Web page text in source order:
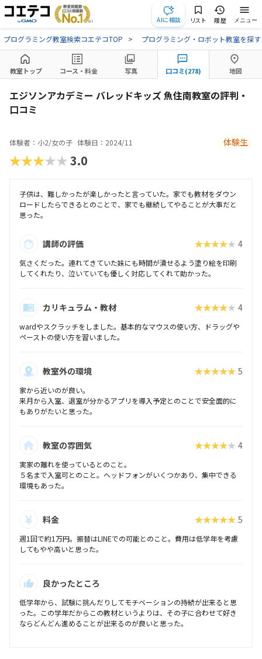
AIに相談 リスト 履歴 メニュー
プログラミング教室検索コエテコTOP プログラミング・ロボット教室を探す
教室トップ コース・料金 写真 口コミ(278) 地図
エジソンアカデミー バレッドキッズ 魚住南教室の評判・
口コミ
体験者：小2/女の子 体験日：2024/11 体験生
★★★★★3.0
子供は、難しかったが楽しかったと言っていた。家でも教材をダウン
ロードしたらできるとのことで、家でも継続してやることが大事だと
思った。
講師の評価 ★★★★★ 4
気さくだった。連れてきていた妹にも時間が潰せるよう塗り絵を印刷
してくれたり、泣いていても優しく対応してくれて助かった。
カリキュラム・教材 ★★★★★ 4
wardやスクラッチをしました。基本的なマウスの使い方、ドラッグや
ペーストの使い方を習いました。
教室外の環境 ★★★★★ 5
家から近いのが良い。
来月から入室、退室が分かるアプリを導入予定とのことで安全面的に
もありがたいと思った。
教室の雰囲気 ★★★★★ 4
実家の離れを使っているとのこと。
５名まで入室可とのこと。ヘッドフォンがいくつかあり、集中できる
環境もあった。
料金 ★★★★★ 5
週1回で約1万円。振替はLINEでの可能とのこと。費用は低学年を考慮
してもやや高いと思った。
良かったところ
低学年から、試験に挑んだりしてモチベーションの持続が出来ると思
った。この学年だからこの教材というよりは、その子に合わせて好き
ならどんどん進めることが出来るのが良いと思った。